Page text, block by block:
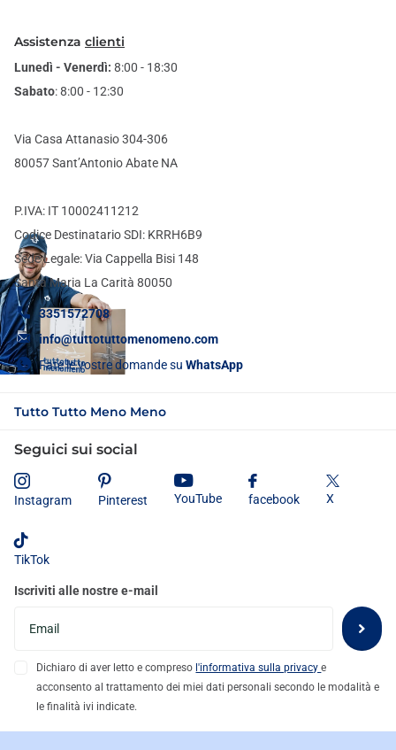
Assistenza clienti
Lunedì - Venerdì: 8:00 - 18:30
Sabato: 8:00 - 12:30
Via Casa Attanasio 304-306
80057 Sant’Antonio Abate NA
P.IVA: IT 10002411212
Codice Destinatario SDI: KRRH6B9
Sede Legale: Via Cappella Bisi 148
Santa Maria La Carità 80050
3351572708
info@tuttotuttomenomeno.com
Fate le vostre domande su WhatsApp
Tutto Tutto Meno Meno
Seguici sui social
Instagram Pinterest YouTube facebook X
TikTok
Iscriviti alle nostre e-mail
Dichiaro di aver letto e compreso l'informativa sulla privacye
acconsento al trattamento dei miei dati personali secondo le modalità e
le finalità ivi indicate.